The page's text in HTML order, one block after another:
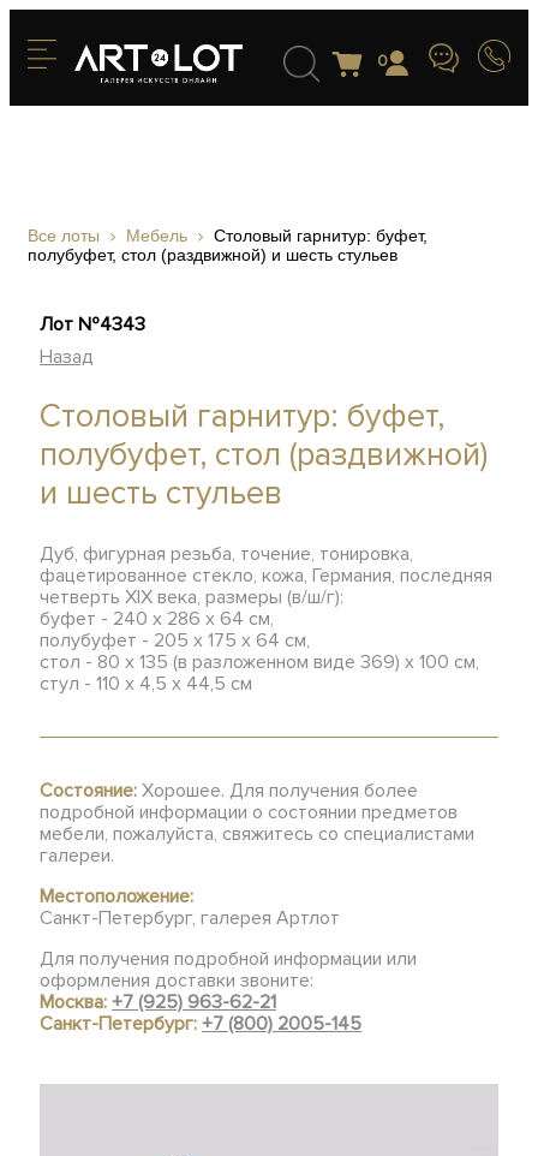
0
Все лоты Мебель
Столовый гарнитур: буфет,
полубуфет, стол (раздвижной) и шесть стульев
Лот №4343
Назад
Столовый гарнитур: буфет,
полубуфет, стол (раздвижной)
и шесть стульев
Дуб, фигурная резьба, точение, тонировка,
фацетированное стекло, кожа, Германия, последняя
четверть XIX века, размеры (в/ш/г):
буфет - 240 х 286 х 64 см,
полубуфет - 205 х 175 х 64 см,
стол - 80 х 135 (в разложенном виде 369) х 100 см,
стул - 110 х 4,5 х 44,5 см
Состояние: Хорошее. Для получения более
подробной информации о состоянии предметов
мебели, пожалуйста, свяжитесь со специалистами
галереи.
Местоположение:
Санкт-Петербург, галерея Артлот
Для получения подробной информации или
оформления доставки звоните:
Москва:+7 (925) 963-62-21
Санкт-Петербург:+7 (800) 2005-145